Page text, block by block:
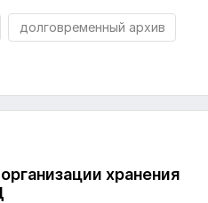
долговременный архив
хранения